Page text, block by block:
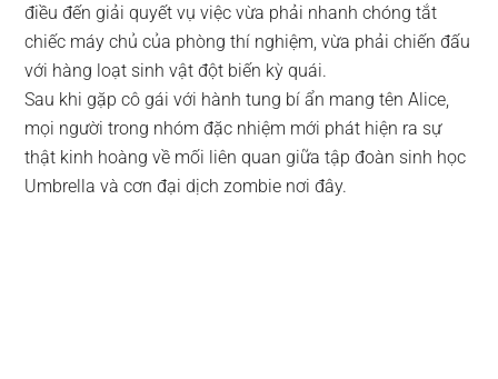
điều đến giải quyết vụ việc vừa phải nhanh chóng tắt
chiếc máy chủ của phòng thí nghiệm, vừa phải chiến đấu
với hàng loạt sinh vật đột biến kỳ quái.
Sau khi gặp cô gái với hành tung bí ẩn mang tên Alice,
mọi người trong nhóm đặc nhiệm mới phát hiện ra sự
thật kinh hoàng về mối liên quan giữa tập đoàn sinh học
Umbrella và cơn đại dịch zombie nơi đây.